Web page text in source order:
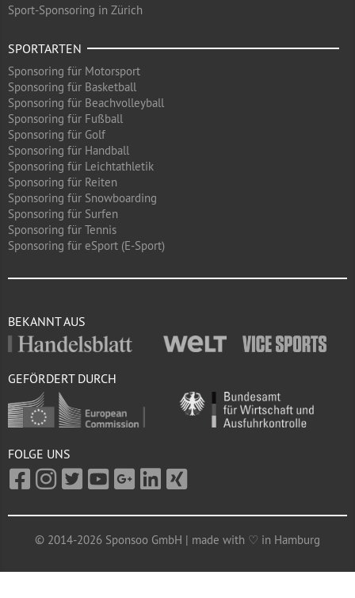
Sport-Sponsoring in Zürich
SPORTARTEN
Sponsoring für Motorsport
Sponsoring für Basketball
Sponsoring für Beachvolleyball
Sponsoring für Fußball
Sponsoring für Golf
Sponsoring für Handball
Sponsoring für Leichtathletik
Sponsoring für Reiten
Sponsoring für Snowboarding
Sponsoring für Surfen
Sponsoring für Tennis
Sponsoring für eSport (E-Sport)
BEKANNT AUS
GEFÖRDERT DURCH
FOLGE UNS
© 2014-2026 Sponsoo GmbH | made with ♡ in Hamburg